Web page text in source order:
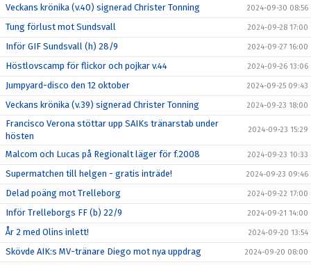
Veckans krönika (v.40) signerad Christer Tonning 2024-09-30 08:56
Tung förlust mot Sundsvall 2024-09-28 17:00
Inför GIF Sundsvall (h) 28/9 2024-09-27 16:00
Höstlovscamp för flickor och pojkar v.44 2024-09-26 13:06
Jumpyard-disco den 12 oktober 2024-09-25 09:43
Veckans krönika (v.39) signerad Christer Tonning 2024-09-23 18:00
Francisco Verona stöttar upp SAIKs tränarstab under
hösten
2024-09-23 15:29
Malcom och Lucas på Regionalt läger för f.2008 2024-09-23 10:33
Supermatchen till helgen - gratis inträde! 2024-09-23 09:46
Delad poäng mot Trelleborg 2024-09-22 17:00
Inför Trelleborgs FF (b) 22/9 2024-09-21 14:00
År 2 med Olins inlett! 2024-09-20 13:54
Skövde AIK:s MV-tränare Diego mot nya uppdrag 2024-09-20 08:00